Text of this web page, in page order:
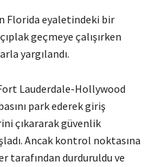
Florida eyaletindeki bir
geçmeye çalışırken
yargılandı.
Lauderdale-Hollywood
park ederek giriş
çıkararak güvenlik
Ancak kontrol noktasına
tarafından durduruldu ve